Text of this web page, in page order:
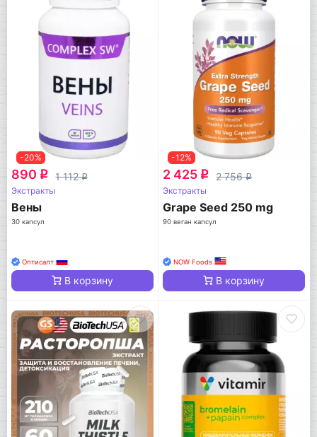
-20%
890 q 1 112q
Экстракты
Вены
30 капсул
Оптисалт
В корзину
-12%
2 425 q 2 756q
Экстракты
Grape Seed 250 mg
90 веган капсул
NOW Foods
В корзину